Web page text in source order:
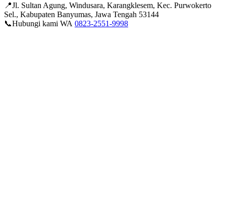
📍Jl. Sultan Agung, Windusara, Karangklesem, Kec. Purwokerto
Sel., Kabupaten Banyumas, Jawa Tengah 53144
📞Hubungi kami WA 0823-2551-9998